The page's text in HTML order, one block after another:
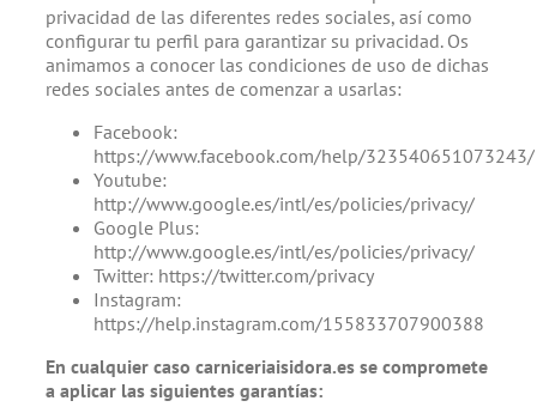
privacidad de las diferentes redes sociales, así como
configurar tu perfil para garantizar su privacidad. Os
animamos a conocer las condiciones de uso de dichas
redes sociales antes de comenzar a usarlas:
Facebook:
https://www.facebook.com/help/323540651073243/
Youtube:
http://www.google.es/intl/es/policies/privacy/
Google Plus:
http://www.google.es/intl/es/policies/privacy/
Twitter: https://twitter.com/privacy
Instagram:
https://help.instagram.com/155833707900388
En cualquier caso carniceriaisidora.es se compromete
a aplicar las siguientes garantías: